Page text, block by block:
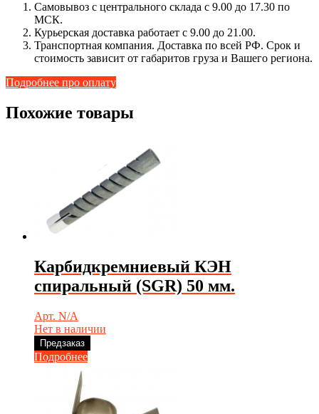
Самовывоз с центрального склада с 9.00 до 17.30 по
МСК.
Курьерская доставка работает с 9.00 до 21.00.
Транспортная компания. Доставка по всей РФ. Срок и
стоимость зависит от габаритов груза и Вашего региона.
Подробнее про оплату
Похожие товары
Карбидкремниевый КЭН
спиральный (SGR) 50 мм.
Арт. N/A
Нет в наличии
Предзаказ
Подробнее